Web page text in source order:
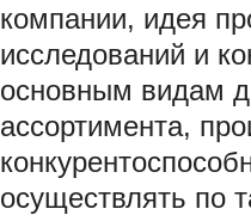
компании, идея
исследований и
основным видам
ассортимента,
осуществлять по